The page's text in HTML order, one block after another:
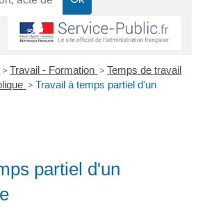
> Travail - Formation > Temps de travail
> Travail à temps partiel d'un
partiel d'un